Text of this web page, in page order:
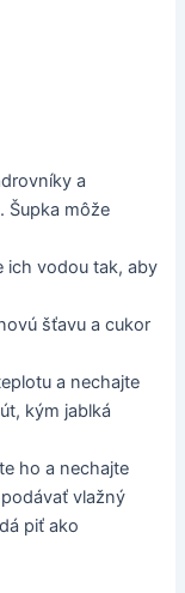
a
Šupka môže
ich vodou tak, aby
šťavu a cukor
a nechajte
kým jablká
ho a nechajte
vlažný
piť ako